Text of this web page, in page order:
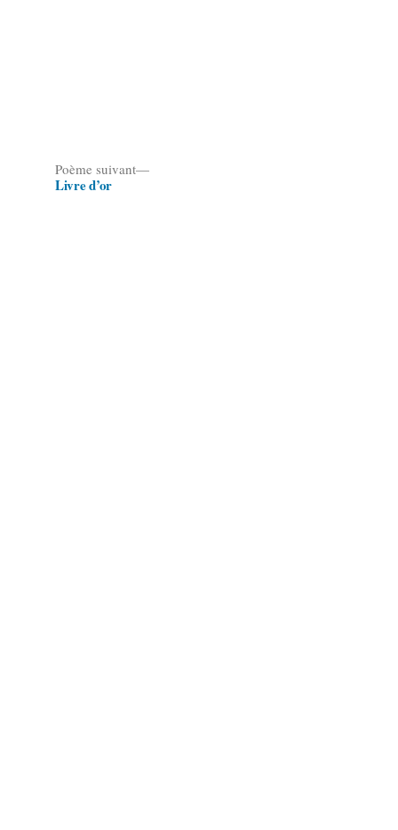
Poème suivant
Poème
Livre d’or